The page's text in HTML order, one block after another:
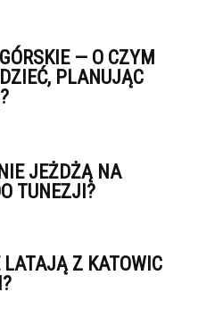
— O CZYM
PLANUJĄC
JEŻDŻĄ NA
TUNEZJI?
Z KATOWIC